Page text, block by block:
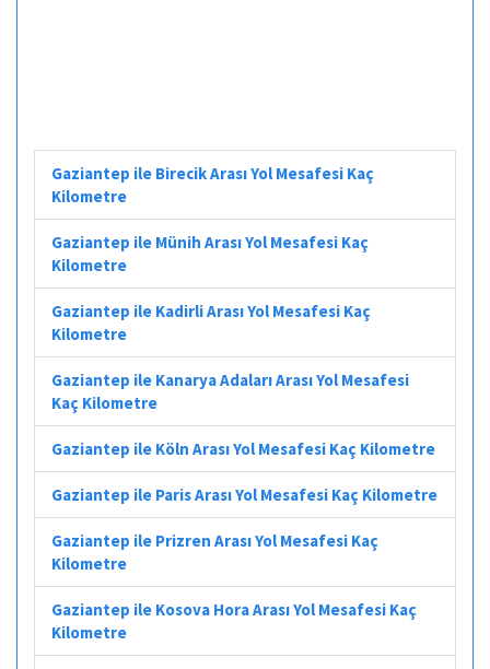
Gaziantep ile Birecik Arası Yol Mesafesi Kaç
Kilometre
Gaziantep ile Münih Arası Yol Mesafesi Kaç
Kilometre
Gaziantep ile Kadirli Arası Yol Mesafesi Kaç
Kilometre
Gaziantep ile Kanarya Adaları Arası Yol Mesafesi
Kaç Kilometre
Gaziantep ile Köln Arası Yol Mesafesi Kaç Kilometre
Gaziantep ile Paris Arası Yol Mesafesi Kaç Kilometre
Gaziantep ile Prizren Arası Yol Mesafesi Kaç
Kilometre
Gaziantep ile Kosova Hora Arası Yol Mesafesi Kaç
Kilometre